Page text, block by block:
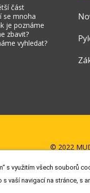
část
se mnoha
je poznáme
zbavit?
vyhledat?
© 2022
s využitím všech souborů
s vaší navigací na stránce, s